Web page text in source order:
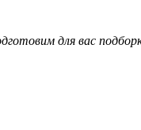
для вас